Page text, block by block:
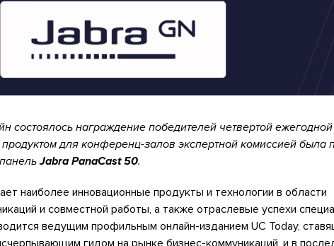
состоялось награждение победителей четвертой
для конференц-залов экспертной комиссией была
Jabra PanaCast 50.
наиболее инновационные продукты и технологии в области
и совместной работы, а также отраслевые успехи
ведущим профильным онлайн-изданием UC Today,